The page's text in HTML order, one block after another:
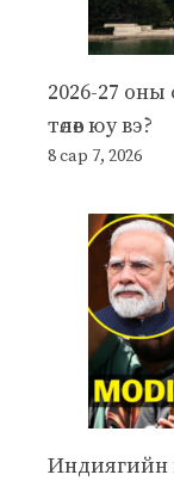
2026-27
төлөв юу вэ?
8 сар 7, 2026
Индиягийн